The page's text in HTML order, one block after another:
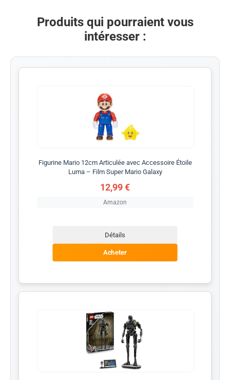
Produits qui pourraient vous
intéresser :
Figurine Mario 12cm Articulée avec Accessoire Étoile
Luma – Film Super Mario Galaxy
12,99 €
Amazon
Détails
Acheter